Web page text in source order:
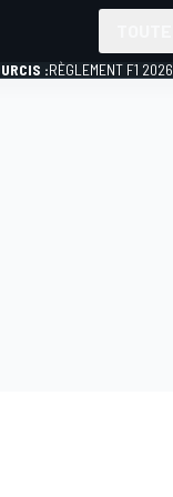
:RÈGLEMENT F1 2026